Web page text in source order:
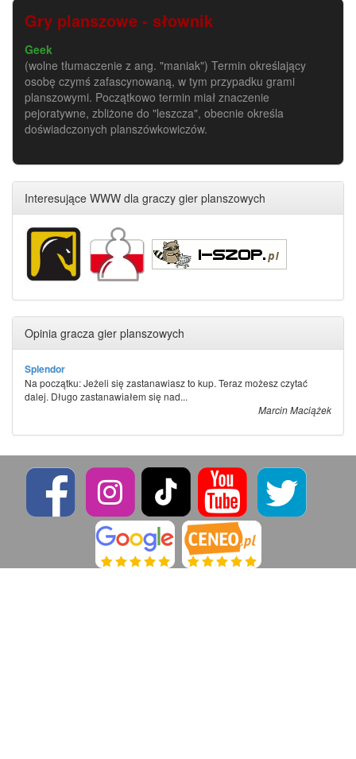
Gry planszowe - słownik
Geek
(wolne tłumaczenie z ang. "maniak") Termin określający
osobę czymś zafascynowaną, w tym przypadku grami
planszowymi. Początkowo termin miał znaczenie
pejoratywne, zbliżone do "leszcza", obecnie określa
doświadczonych planszówkowiczów.
Interesujące WWW dla graczy gier planszowych
Opinia gracza gier planszowych
Splendor
Na początku: Jeżeli się zastanawiasz to kup. Teraz możesz czytać
dalej. Długo zastanawiałem się nad...
Marcin Maciążek